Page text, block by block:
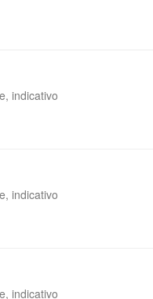
indicativo
indicativo
indicativo